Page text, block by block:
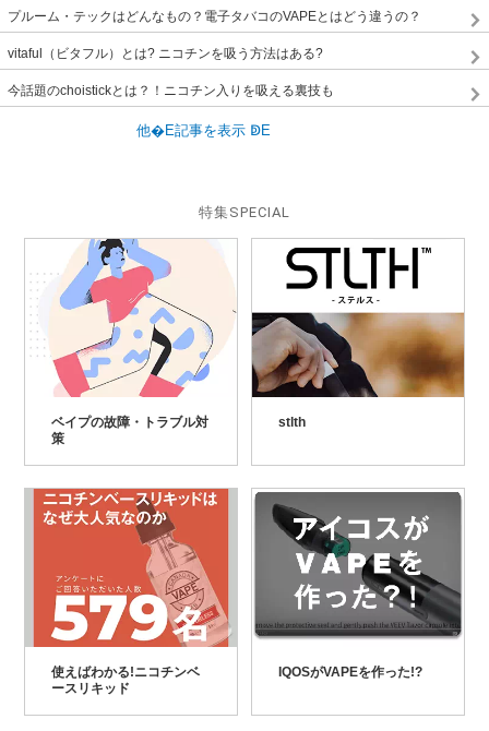
プルーム・テックはどんなもの？電子タバコのVAPEとはどう違うの？
vitaful（ビタフル）とは? ニコチンを吸う方法はある?
今話題のchoistickとは？！ニコチン入りを吸える裏技も
特集 SPECIAL
ベイプの故障・トラブル対
策
stlth
使えばわかる!ニコチンベ
ースリキッド
IQOSがVAPEを作った!?